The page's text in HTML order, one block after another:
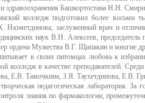
Башкортостана Н.Н.
колледж подготовил более восьми
заслуженный врач и
наук В.Н. Алексеев,
ордена Мужества В.Г. Щипакин и многие
в своих питомцах любовь к
колледж в качестве преподавателей.
Е.В. Тамочкина, З.Я. Таухетдинова, Е.В.
педагогическая лаборатория.
знания по фармакологии,